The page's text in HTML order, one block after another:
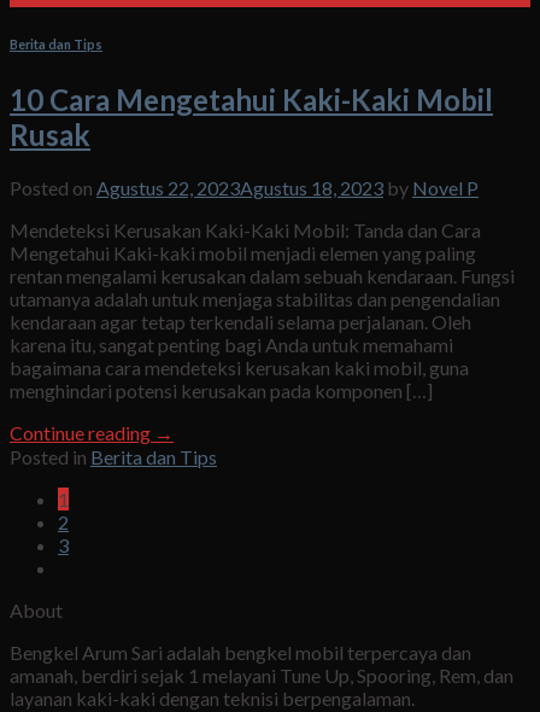
Berita dan Tips
10 Cara Mengetahui Kaki-Kaki Mobil
Rusak
Posted on Agustus 22, 2023Agustus 18, 2023 by Novel P
Mendeteksi Kerusakan Kaki-Kaki Mobil: Tanda dan Cara
Mengetahui Kaki-kaki mobil menjadi elemen yang paling
rentan mengalami kerusakan dalam sebuah kendaraan. Fungsi
utamanya adalah untuk menjaga stabilitas dan pengendalian
kendaraan agar tetap terkendali selama perjalanan. Oleh
karena itu, sangat penting bagi Anda untuk memahami
bagaimana cara mendeteksi kerusakan kaki mobil, guna
menghindari potensi kerusakan pada komponen […]
Continue reading →
Posted in Berita dan Tips
1
2
3
About
Bengkel Arum Sari adalah bengkel mobil terpercaya dan
amanah, berdiri sejak 1 melayani Tune Up, Spooring, Rem, dan
layanan kaki-kaki dengan teknisi berpengalaman.